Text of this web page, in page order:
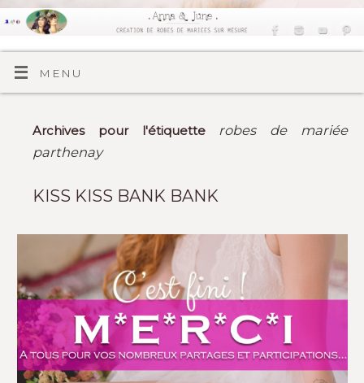
MENU
Archives pour l'étiquette robes de mariée
parthenay
KISS KISS BANK BANK